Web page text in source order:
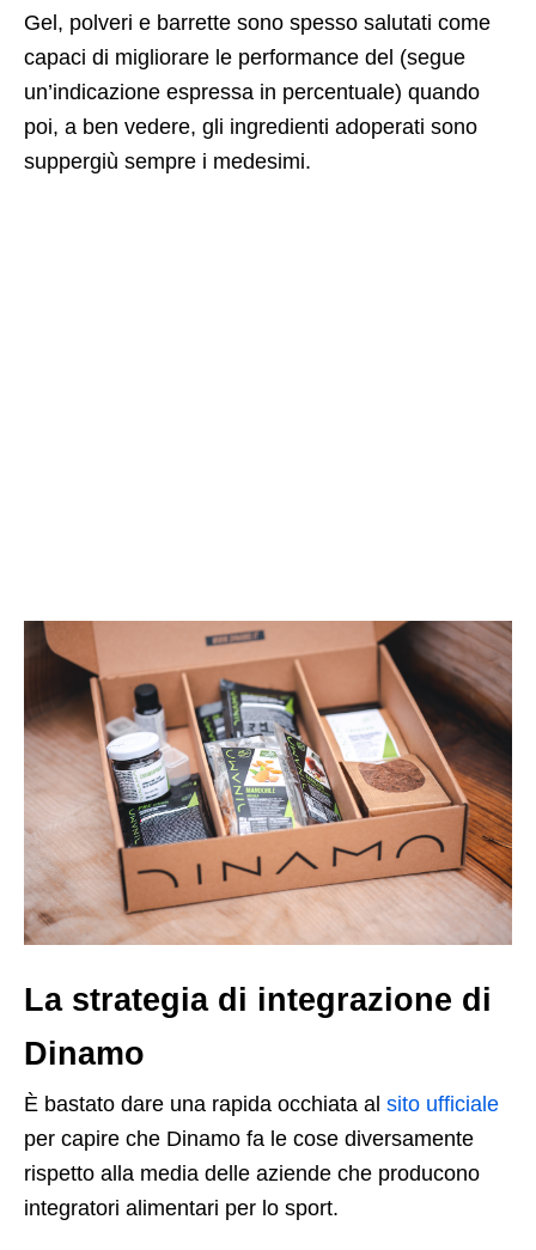
Gel, polveri e barrette sono spesso salutati come
capaci di migliorare le performance del (segue
un’indicazione espressa in percentuale) quando
poi, a ben vedere, gli ingredienti adoperati sono
suppergiù sempre i medesimi.
La strategia di integrazione di
Dinamo
È bastato dare una rapida occhiata al sito ufficiale
per capire che Dinamo fa le cose diversamente
rispetto alla media delle aziende che producono
integratori alimentari per lo sport.